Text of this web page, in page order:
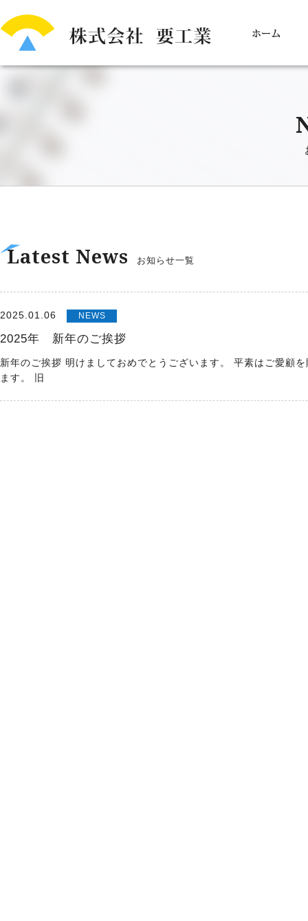
Latest News お知らせ一覧
2025.01.06 NEWS
2025年 新年のご挨拶
新年のご挨拶 明けましておめでとうございます。 平素はご愛顧
ます。 旧